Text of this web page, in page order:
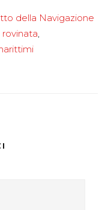
della Navigazione
,